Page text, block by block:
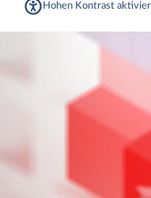
Hohen Kontrast